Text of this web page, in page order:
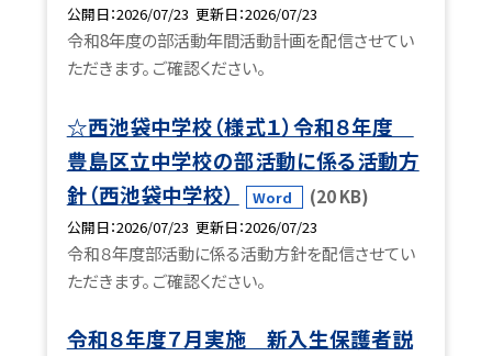
公開日 2026/07/23 更新日 2026/07/23
令和8年度の部活動年間活動計画を配信させてい
ただきます。 ご確認ください。
☆西池袋中学校（様式１）令和８年度
豊島区立中学校の部活動に係る活動方
針（西池袋中学校）
Word (20 KB)
公開日 2026/07/23 更新日 2026/07/23
令和８年度部活動に係る活動方針を配信させてい
ただきます。 ご確認ください。
令和８年度７月実施 新入生保護者説